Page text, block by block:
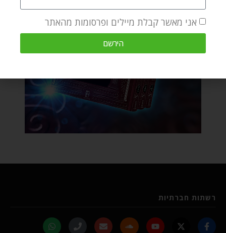
רשתות חברתיות
אני מאשר קבלת מיילים ופרסומות מהאתר
הירשם